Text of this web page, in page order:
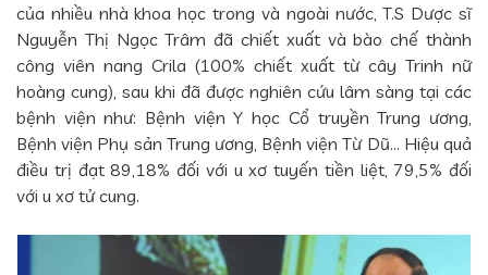
của nhiều nhà khoa học trong và ngoài nước, T.S Dược sĩ
Nguyễn Thị Ngọc Trâm đã chiết xuất và bào chế thành
công viên nang Crila (100% chiết xuất từ cây Trinh nữ
hoàng cung), sau khi đã được nghiên cứu lâm sàng tại các
bệnh viện như: Bệnh viện Y học Cổ truyền Trung ương,
Bệnh viện Phụ sản Trung ương, Bệnh viện Từ Dũ... Hiệu quả
điều trị đạt 89,18% đối với u xơ tuyến tiền liệt, 79,5% đối
với u xơ tử cung.